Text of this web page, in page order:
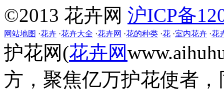
©2013 花卉网 沪ICP备
网站地图 ·花卉 ·花卉大全 ·花卉网 ·花的种类 ·花 ·室内花卉 ·花
护花网(花卉网
方，聚焦亿万护花使者